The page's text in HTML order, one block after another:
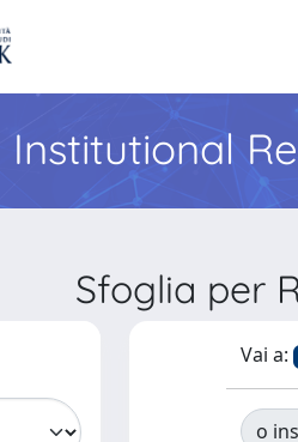
Institutional
Sfoglia per
Vai a:
o